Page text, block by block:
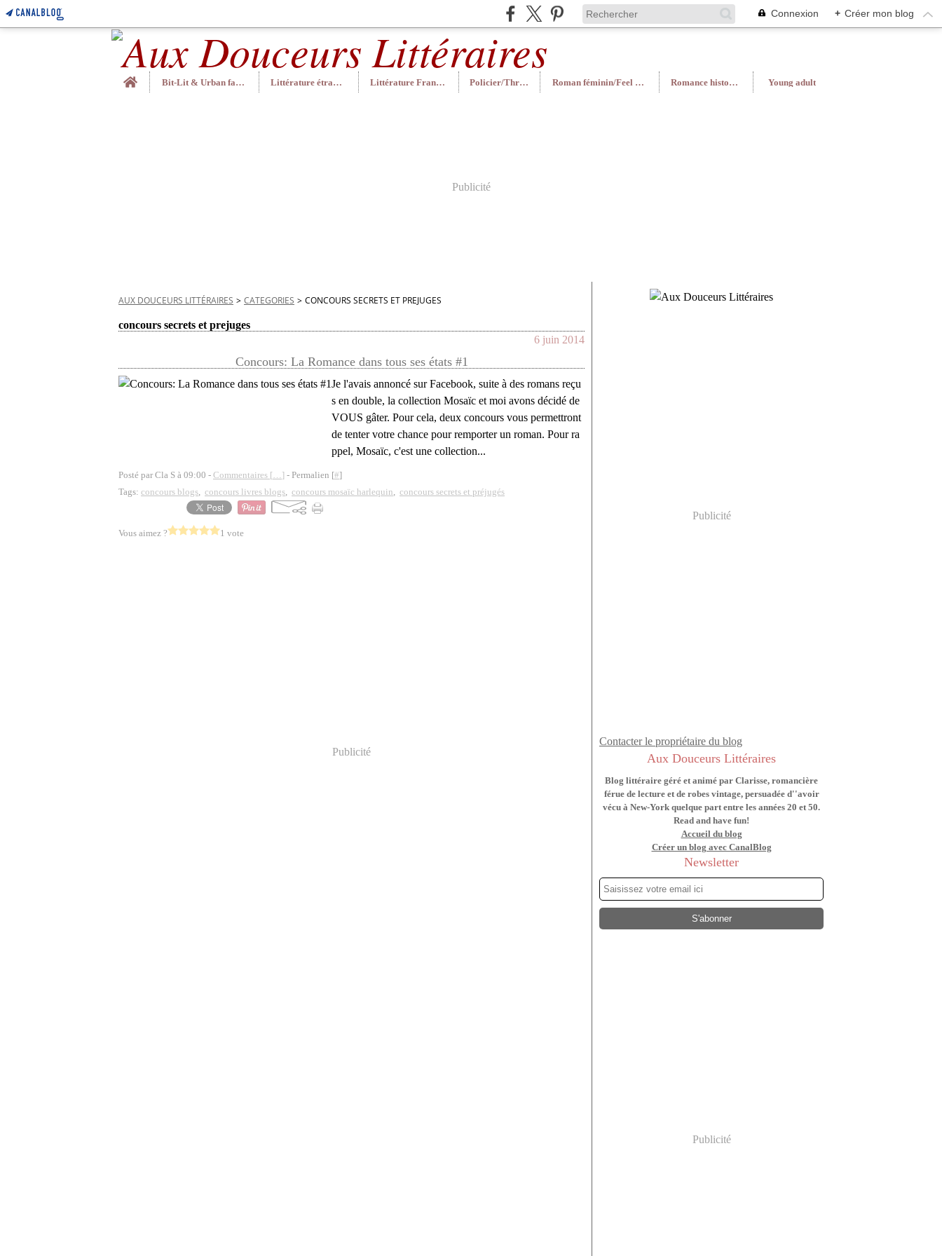
Connexion + Créer mon blog
Home
Bit-Lit & Urban fantasy Littérature étrangère Littérature Française Policier/Thriller Roman féminin/Feel Good Romance historique Young adult
Publicité
AUX DOUCEURS LITTÉRAIRES > CATEGORIES > CONCOURS SECRETS ET PREJUGES
concours secrets et prejuges
6 juin 2014
Concours: La Romance dans tous ses états #1
Je l'avais annoncé sur Facebook, suite à des romans reçu
s en double, la collection Mosaïc et moi avons décidé de
VOUS gâter. Pour cela, deux concours vous permettront
de tenter votre chance pour remporter un roman. Pour ra
ppel, Mosaïc, c'est une collection...
Posté par Cla S à 09:00 - Commentaires […] - Permalien [#]
Tags: concours blogs, concours livres blogs, concours mosaïc harlequin, concours secrets et préjugés
Vous aimez ? 1 vote
Publicité
Publicité
Contacter le propriétaire du blog
Aux Douceurs Littéraires
Blog littéraire géré et animé par Clarisse, romancière
férue de lecture et de robes vintage, persuadée d''avoir
vécu à New-York quelque part entre les années 20 et 50.
Read and have fun!
Accueil du blog
Créer un blog avec CanalBlog
Newsletter
Publicité